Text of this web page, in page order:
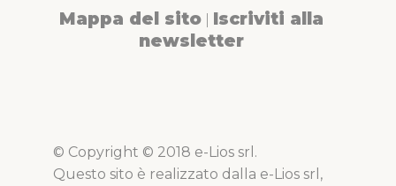
Mappa del sito Iscriviti alla
newsletter
© Copyright © 2018 e-Lios srl.
Questo sito è realizzato dalla e-Lios srl,